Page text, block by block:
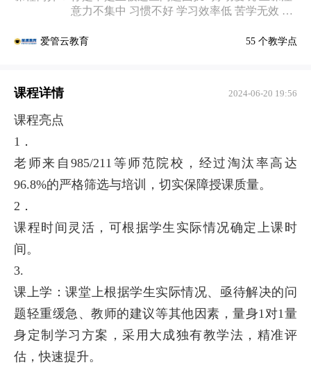
意力不集中 习惯不好 学习效率低 苦学无效 学
础薄弱 学习没信心 粗心大意 考分总不高
爱管云教育 55 个教学点
课程详情 2024-06-20 19:56
课程亮点
1．
老师来自985/211等师范院校，经过淘汰率高达
96.8%的严格筛选与培训，切实保障授课质量。
2．
课程时间灵活，可根据学生实际情况确定上课时
间。
3.
课上学：课堂上根据学生实际情况、亟待解决的问
题轻重缓急、教师的建议等其他因素，量身1对1量
身定制学习方案，采用大成独有教学法，精准评
估，快速提升。